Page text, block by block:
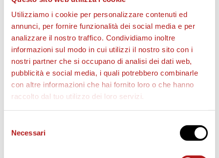
Utilizziamo i cookie per personalizzare contenuti ed
annunci, per fornire funzionalità dei social media e per
analizzare il nostro traffico. Condividiamo inoltre
informazioni sul modo in cui utilizzi il nostro sito con i
nostri partner che si occupano di analisi dei dati web,
pubblicità e social media, i quali potrebbero combinarle
con altre informazioni che hai fornito loro o che hanno
raccolto dal tuo utilizzo dei loro servizi.
delNecessari
STADIO PIER CESARE TOMBOLATO
REGOLAMENTO USO STADIO
STAGIONE 2026/27